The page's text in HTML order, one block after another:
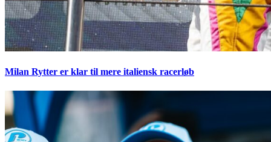
Milan Rytter er klar til mere italiensk racerløb